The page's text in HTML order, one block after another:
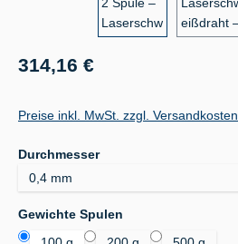
Regulärer Preis:
314,16 €
Preise inkl. MwSt. zzgl. Versandkosten
Durchmesserauswählen
Gewichte Spulen